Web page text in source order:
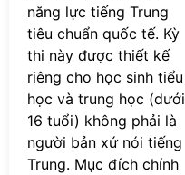
năng lực tiếng Trung
tiêu chuẩn quốc tế. Kỳ
thi này được thiết kế
riêng cho học sinh tiểu
học và trung học (dưới
16 tuổi) không phải là
người bản xứ nói tiếng
Trung. Mục đích chính